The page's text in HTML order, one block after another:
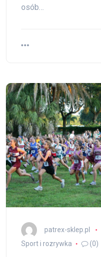
osób…
patrex-sklep.pl
Sport i rozrywka
(0)